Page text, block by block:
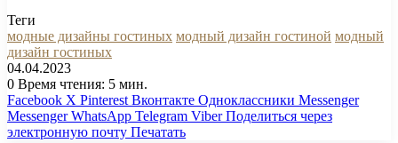
Теги
модные дизайны гостиных модный дизайн гостиной модный
дизайн гостиных
04.04.2023
0 Время чтения: 5 мин.
Facebook X Pinterest Вконтакте Одноклассники Messenger
Messenger WhatsApp Telegram Viber Поделиться через
электронную почту Печатать